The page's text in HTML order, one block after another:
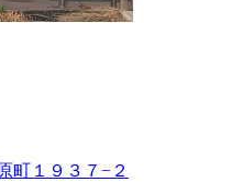
町１９３７−２